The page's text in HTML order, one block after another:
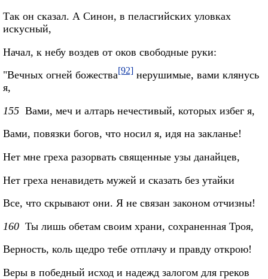
Так он сказал. А Синон, в пеласгийских уловках
искусный,
Начал, к небу воздев от оков свободные руки:
"Вечных огней божества[92] нерушимые, вами клянусь
я,
155 Вами, меч и алтарь нечестивый, которых избег я,
Вами, повязки богов, что носил я, идя на закланье!
Нет мне греха разорвать священные узы данайцев,
Нет греха ненавидеть мужей и сказать без утайки
Все, что скрывают они. Я не связан законом отчизны!
160 Ты лишь обетам своим храни, сохраненная Троя,
Верность, коль щедро тебе отплачу и правду открою!
Веры в победный исход и надежд залогом для греков